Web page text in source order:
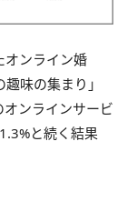
オンライン婚
味の集まり」
ンラインサービ
と続く結果